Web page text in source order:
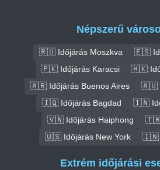
Népszerű
🇷🇺 Időjárás Moszkva
🇪🇸
🇵🇰 Időjárás Karacsi
🇭🇰
🇦🇷 Időjárás Buenos Aires
🇦🇺
🇮🇶 Időjárás Bagdad
🇮🇳
🇻🇳 Időjárás Haiphong
🇹🇷
🇺🇸 Időjárás New York
🇮🇳
Extrém időjárási